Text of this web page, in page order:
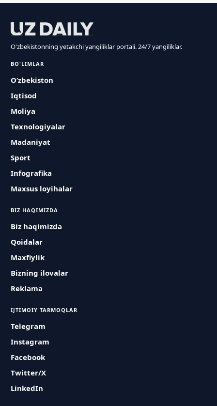
O'zbekistonning yetakchi yangiliklar portali. 24/7 yangiliklar.
BO'LIMLAR
O‘zbekiston
Iqtisod
Moliya
Texnologiyalar
Madaniyat
Sport
Infografika
Maxsus loyihalar
BIZ HAQIMIZDA
Biz haqimizda
Qoidalar
Maxfiylik
Bizning ilovalar
Reklama
IJTIMOIY TARMOQLAR
Telegram
Instagram
Facebook
Twitter/X
LinkedIn